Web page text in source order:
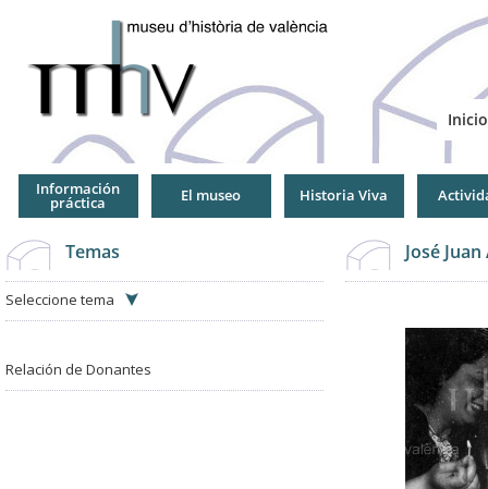
Inicio
Información
práctica El museo Historia Viva
Temas
Seleccione tema
Relación de Donantes
José